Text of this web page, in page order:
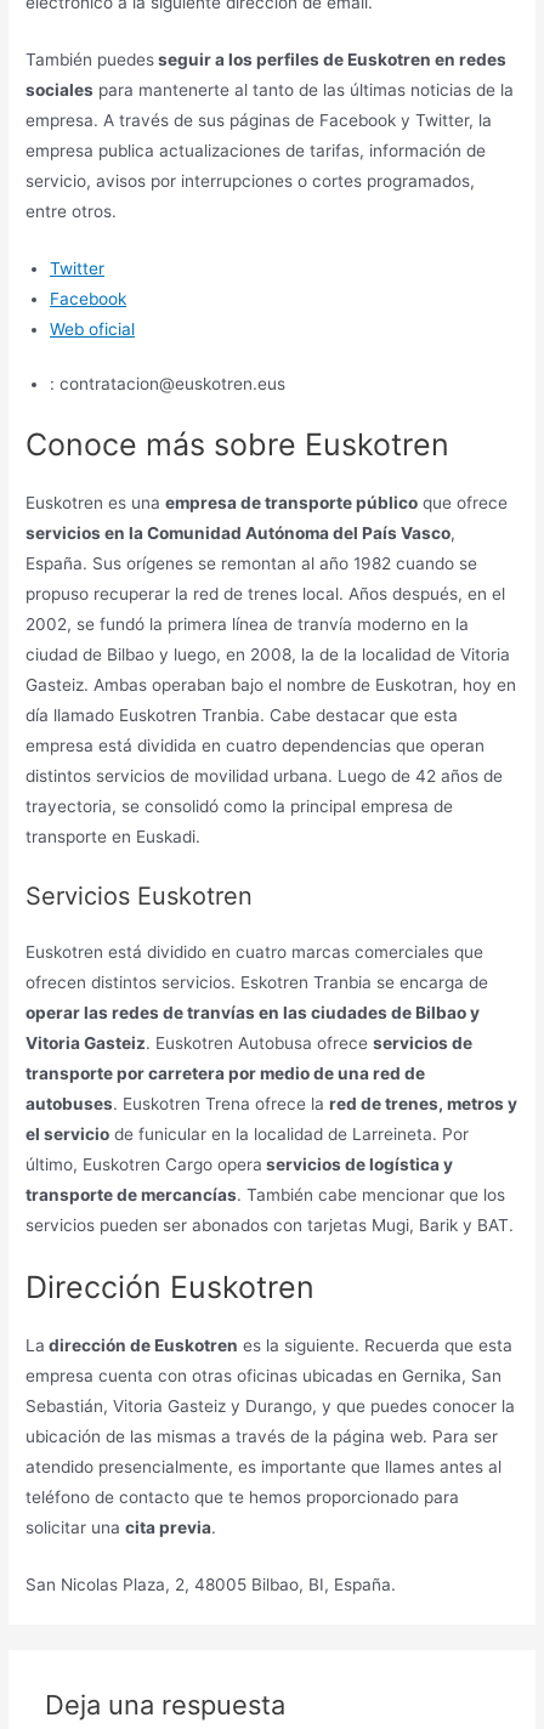
También puedesseguir a los perfiles de Euskotren en redes
sociales para mantenerte al tanto de las últimas noticias de la
empresa. A través de sus páginas de Facebook y Twitter, la
empresa publica actualizaciones de tarifas, información de
servicio, avisos por interrupciones o cortes programados,
entre otros.
Twitter
Facebook
Web oficial
: contratacion@euskotren.eus
Conoce más sobre Euskotren
Euskotren es unaempresa de transporte público que ofrece
servicios en la Comunidad Autónoma del País Vasco,
España. Sus orígenes se remontan al año 1982 cuando se
propuso recuperar la red de trenes local. Años después, en el
2002, se fundó la primera línea de tranvía moderno en la
ciudad de Bilbao y luego, en 2008, la de la localidad de Vitoria
Gasteiz. Ambas operaban bajo el nombre de Euskotran, hoy en
día llamado Euskotren Tranbia. Cabe destacar que esta
empresa está dividida en cuatro dependencias que operan
distintos servicios de movilidad urbana. Luego de 42 años de
trayectoria, se consolidó como la principal empresa de
transporte en Euskadi.
Servicios Euskotren
Euskotren está dividido en cuatro marcas comerciales que
ofrecen distintos servicios. Eskotren Tranbia se encarga de
operar las redes de tranvías en las ciudades de Bilbao y
Vitoria Gasteiz. Euskotren Autobusa ofreceservicios de
transporte por carretera por medio de una red de
autobuses. Euskotren Trena ofrece lared de trenes, metros y
el servicio de funicular en la localidad de Larreineta. Por
último, Euskotren Cargo opera servicios de logística y
transporte de mercancías. También cabe mencionar que los
servicios pueden ser abonados con tarjetas Mugi, Barik y BAT.
Dirección Euskotren
La dirección de Euskotren es la siguiente. Recuerda que esta
empresa cuenta con otras oficinas ubicadas en Gernika, San
Sebastián, Vitoria Gasteiz y Durango, y que puedes conocer la
ubicación de las mismas a través de la página web. Para ser
atendido presencialmente, es importante que llames antes al
teléfono de contacto que te hemos proporcionado para
solicitar unacita previa.
San Nicolas Plaza, 2, 48005 Bilbao, BI, España.
Deja una respuesta